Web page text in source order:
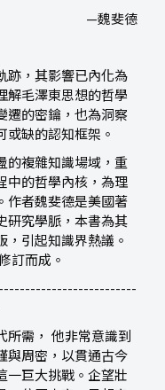
—魏斐德
跡，其影響已內化為
解毛澤東思想的哲學
遷的密鑰，也為洞察
或缺的認知框架。
的複雜知識場域，重
中的哲學內核，為理
作者魏斐德是美國著
研究學脈，本書為其
，引起知識界熱議。
訂而成。
所需， 他非常意識到
與周密，以貫通古今
一巨大挑戰。企望壯